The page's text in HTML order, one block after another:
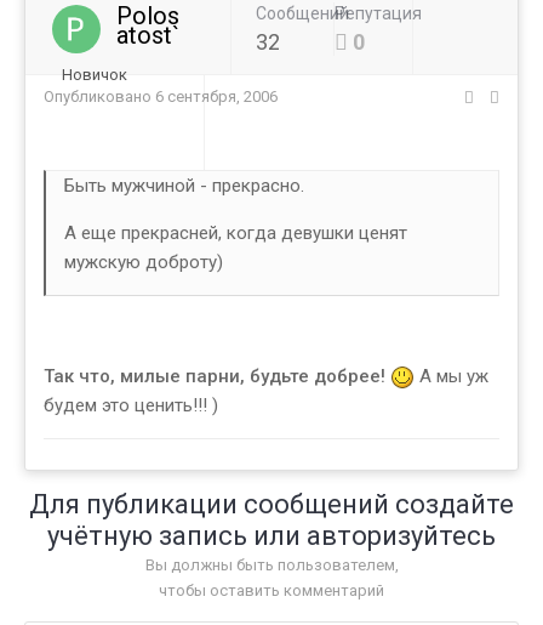
Polos
atost`
Новичок
Сообщений
32
Репутация
0
Опубликовано 6 сентября, 2006
Быть мужчиной - прекрасно.
А еще прекрасней, когда девушки ценят
мужскую доброту)
Так что, милые парни, будьте добрее!
А мы уж
будем это ценить!!! )
Для публикации сообщений создайте
учётную запись или авторизуйтесь
Вы должны быть пользователем,
чтобы оставить комментарий